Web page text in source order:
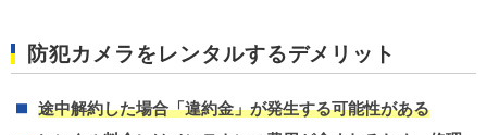
防犯カメラをレンタルするデメリット
途中解約した場合「違約金」が発生する可能性がある